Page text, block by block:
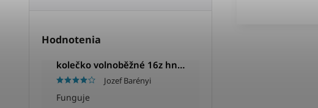
Hodnotenia
kolečko volnoběžné 16z hnědé
Jozef Barényi
Funguje